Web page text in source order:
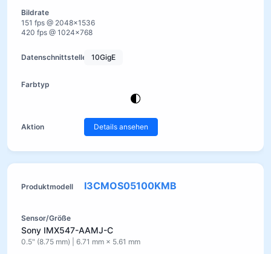
151 fps @ 2048×1536
420 fps @ 1024×768
10GigE
Details ansehen
I3CMOS05100KMB
Sony IMX547-AAMJ-C
0.5" (8.75 mm) | 6.71 mm × 5.61 mm